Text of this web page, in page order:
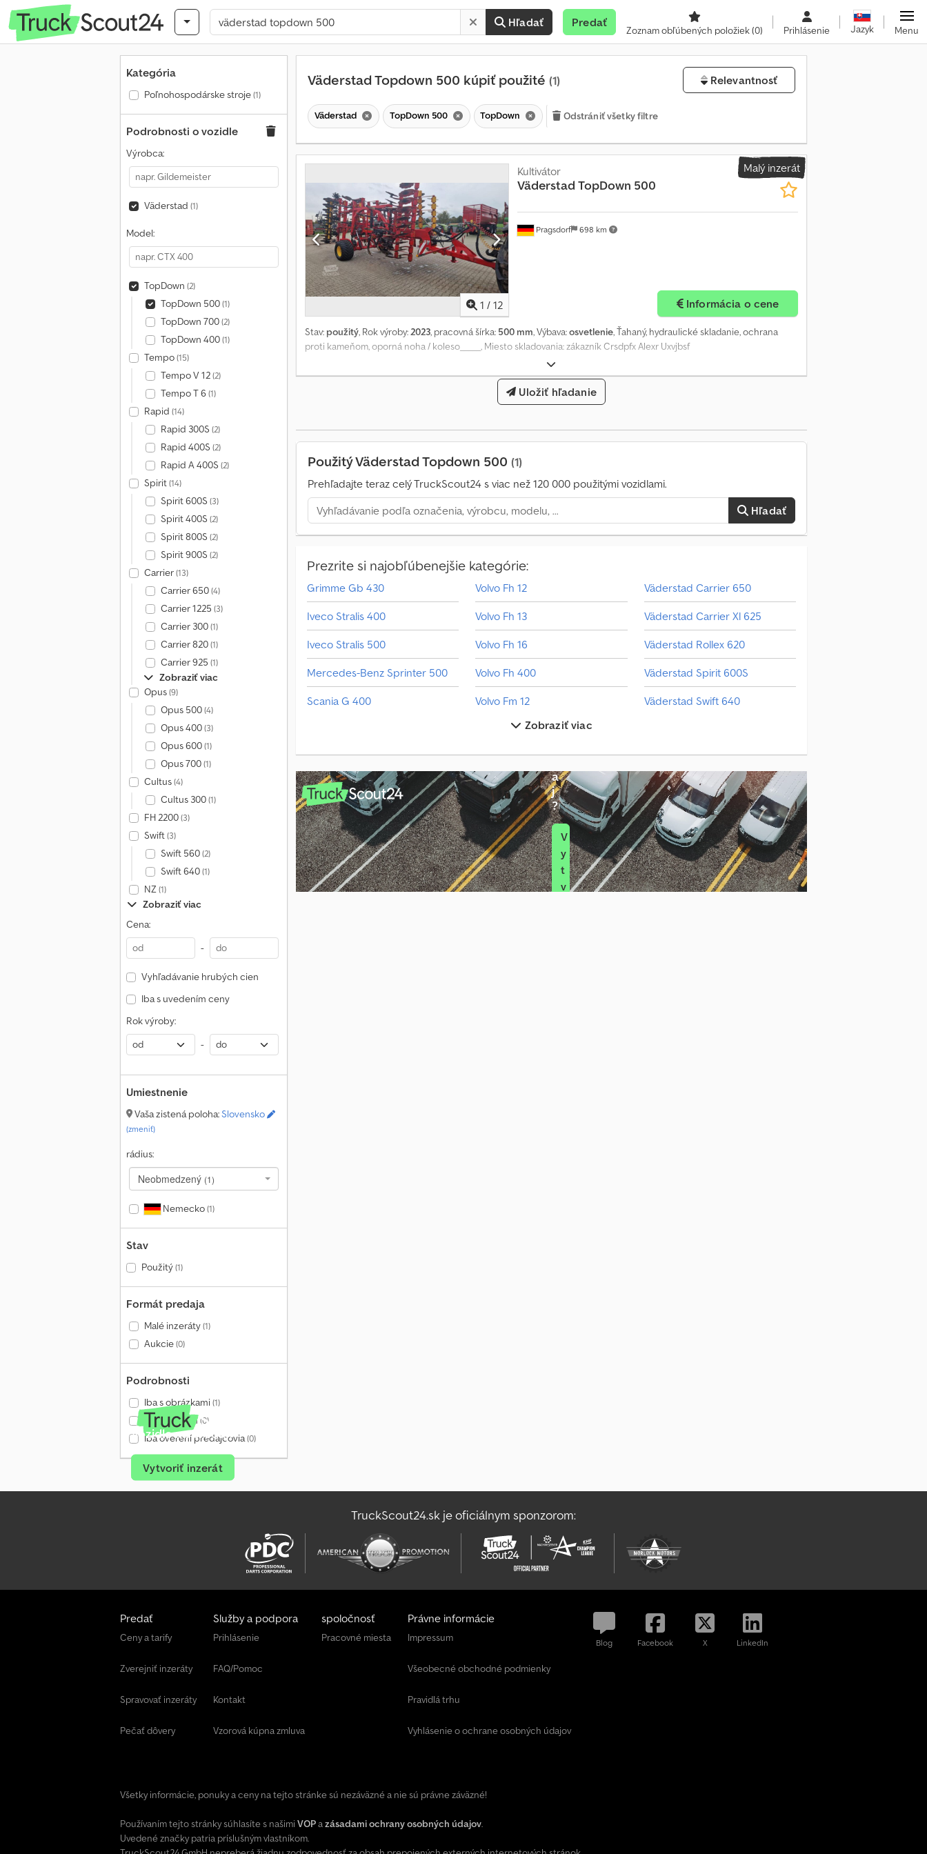
Hľadať Predať
Zoznam obľúbených položiek(0) Prihlásenie Jazyk Menu
Kategória
Poľnohospodárske stroje(1)
Podrobnosti o vozidle
Výrobca:
Väderstad (1)
Model:
TopDown (2)
TopDown 500(1)
TopDown 700(2)
TopDown 400(1)
Tempo(15)
Tempo V 12(2)
Tempo T 6(1)
Rapid (14)
Rapid 300S (2)
Rapid 400S (2)
Rapid A 400S (2)
Spirit(14)
Spirit 600S (3)
Spirit 400S (2)
Spirit 800S (2)
Spirit 900S (2)
Carrier(13)
Carrier 650(4)
Carrier 1225 (3)
Carrier 300(1)
Carrier 820(1)
Carrier 925 (1)
Zobraziť viac
Opus(9)
Opus 500(4)
Opus 400(3)
Opus 600(1)
Opus 700(1)
Cultus(4)
Cultus 300(1)
FH 2200(3)
Swift(3)
Swift 560(2)
Swift 640(1)
NZ(1)
Zobraziť viac
Cena:
-
Vyhľadávanie hrubých cien
Iba s uvedením ceny
Rok výroby:
-
Umiestnenie
Vaša zistená poloha:Slovensko
(zmeniť)
rádius:
Neobmedzený (1)
Nemecko(1)
Stav
Použitý(1)
Formát predaja
Malé inzeráty(1)
Aukcie(0)
Podrobnosti
Iba s obrázkami(1)
Iba s videom(0)
Iba overení predajcovia(0)
Vozidlo na predaj?
Vytvoriť inzerát
Väderstad Topdown 500 kúpiť použité (1) Relevantnosť
Väderstad TopDown 500 TopDown Odstrániť všetky filtre
Malý inzerát
1 / 12
Pragsdorf 698 km
Kultivátor
Väderstad TopDown 500
Informácia o cene
Stav: použitý, Rok výroby:2023, pracovná šírka: 500 mm, Výbava:osvetlenie, Ťahaný, hydraulické skladanie, ochrana
proti kameňom, oporná noha / koleso_____, Miesto skladovania: zákazník Crsdpfx Alexr Uxvjbsf
Uložiť hľadanie
Použitý Väderstad Topdown 500 (1)
Prehľadajte teraz celý TruckScout24 s viac než 120 000 použitými vozidlami.
Hľadať
Prezrite si najobľúbenejšie kategórie:
Grimme Gb 430
Iveco Stralis 400
Iveco Stralis 500
Mercedes-Benz Sprinter 500
Scania G 400
Scania R 400
Scania R 500
Scania Sklápač
Volvo Fh 12
Volvo Fh 13
Volvo Fh 16
Volvo Fh 400
Volvo Fm 12
Volvo Fm 300
Volvo Fm 400
Volvo Fmx 500
Väderstad Carrier 1225
Väderstad Carrier 650
Väderstad Carrier Xl 625
Väderstad Rollex 620
Väderstad Spirit 600S
Väderstad Swift 640
Väderstad Topdown 700
Zobraziť viac
o
i
l
n
r
a
j
?
V
y
t
v
TruckScout24.sk je oficiálnym sponzorom:
Predať
Ceny a tarify
Zverejniť inzeráty
Spravovať inzeráty
Pečať dôvery
Služby a podpora
Prihlásenie
FAQ/Pomoc
Kontakt
Vzorová kúpna zmluva
spoločnosť
Pracovné miesta
Právne informácie
Impressum
Všeobecné obchodné podmienky
Pravidlá trhu
Vyhlásenie o ochrane osobných údajov
Blog Facebook X LinkedIn
Všetky informácie, ponuky a ceny na tejto stránke sú nezáväzné a nie sú právne záväzné!
Používaním tejto stránky súhlasíte s našimi VOPazásadami ochrany osobných údajov.
Uvedené značky patria príslušným vlastníkom.